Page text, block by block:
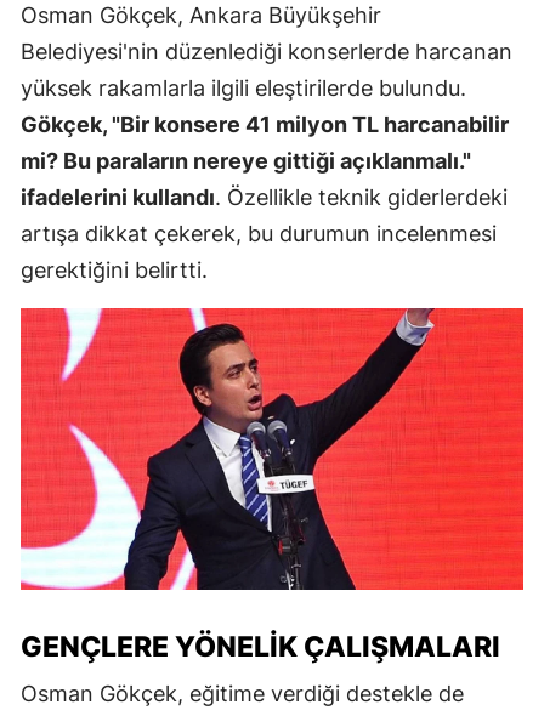
Osman Gökçek, Ankara Büyükşehir
Belediyesi'nin düzenlediği konserlerde harcanan
yüksek rakamlarla ilgili eleştirilerde bulundu.
Gökçek, "Bir konsere 41 milyon TL harcanabilir
mi? Bu paraların nereye gittiği açıklanmalı."
ifadelerini kullandı. Özellikle teknik giderlerdeki
artışa dikkat çekerek, bu durumun incelenmesi
gerektiğini belirtti.
GENÇLERE YÖNELIK ÇALIŞMALARI
Osman Gökçek, eğitime verdiği destekle de